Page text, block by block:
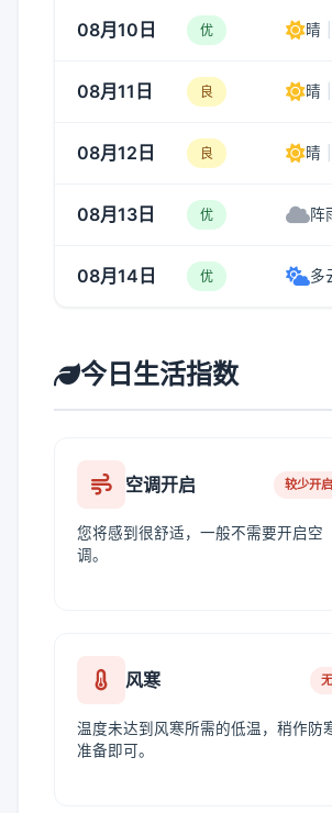
08月10日 优 晴
08月11日 良 晴
08月12日 良 晴
08月13日 优 阵
08月14日 优 多
今日生活指数
空调开启 较少开启
您将感到很舒适，一般不需要开启空
调。
风寒 无
温度未达到风寒所需的低温，稍作防
准备即可。